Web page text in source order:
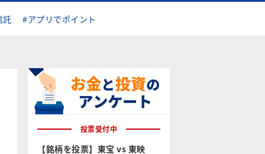
託 #アプリでポイント
投票受付中
【銘柄を投票】東宝 vs 東映